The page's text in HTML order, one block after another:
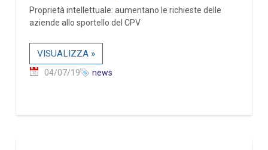
Proprietà intellettuale: aumentano le richieste delle
aziende allo sportello del CPV
VISUALIZZA »
04/07/19 news